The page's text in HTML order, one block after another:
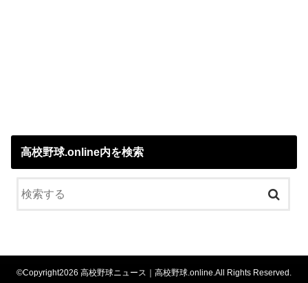
高校野球.online内を検索
©Copyright2026 高校野球ニュース｜高校野球.online.All Rights Reserved.